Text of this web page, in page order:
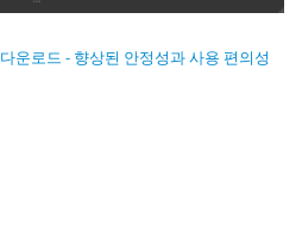
운로드 - 향상된 안정성과 사용 편의성